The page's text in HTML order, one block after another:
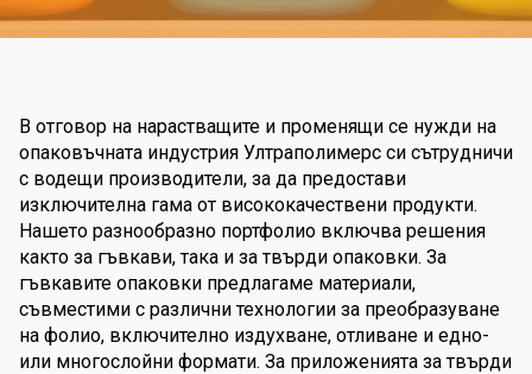
В отговор на нарастващите и променящи се нужди на
опаковъчната индустрия Ултраполимерс си сътрудничи
с водещи производители, за да предостави
изключителна гама от висококачествени продукти.
Нашето разнообразно портфолио включва решения
както за гъвкави, така и за твърди опаковки. За
гъвкавите опаковки предлагаме материали,
съвместими с различни технологии за преобразуване
на фолио, включително издухване, отливане и едно-
или многослойни формати. За приложенията за твърди